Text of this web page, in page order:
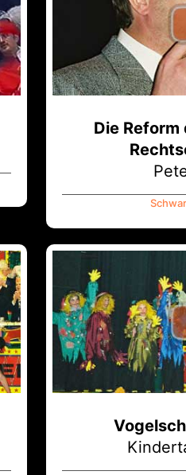
Die